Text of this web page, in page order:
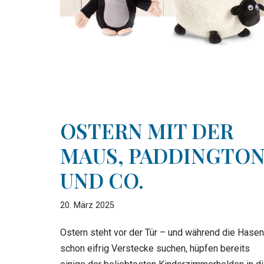
OSTERN MIT DER
MAUS, PADDINGTON
UND CO.
20. März 2025
Ostern steht vor der Tür – und während die Hasen
schon eifrig Verstecke suchen, hüpfen bereits